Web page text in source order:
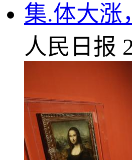
集.体大涨
人民日报